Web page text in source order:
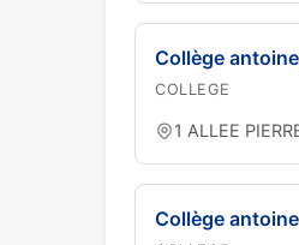
Collège
COLLEGE
1 ALLEE
Collège